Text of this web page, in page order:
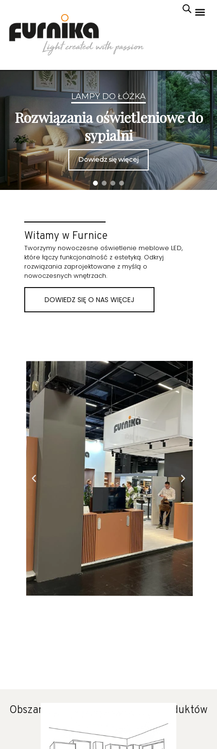
LAMPY DO ŁÓŻKA
Rozwiązania oświetleniowe do
sypialni
Dowiedz się więcej
Witamy w Furnice
Tworzymy nowoczesne oświetlenie meblowe LED,
które łączy funkcjonalność z estetyką. Odkryj
rozwiązania zaprojektowane z myślą o
nowoczesnych wnętrzach.
DOWIEDZ SIĘ O NAS WIĘCEJ
Obszary zastosowania naszych produktów